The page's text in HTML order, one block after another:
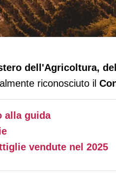
il Consorzio di
dell'Agricoltura,
riconosciuto il
alla guida
vendute nel 2025